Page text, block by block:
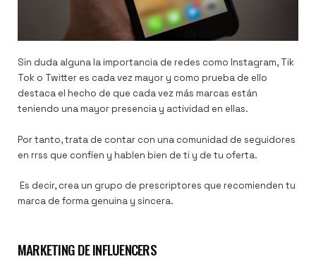
Sin duda alguna la importancia de redes como Instagram, Tik
Tok o Twitter es cada vez mayor y como prueba de ello
destaca el hecho de que cada vez más marcas están
teniendo una mayor presencia y actividad en ellas.
Por tanto, trata de contar con una comunidad de seguidores
en rrss que confíen y hablen bien de ti y de tu oferta.
Es decir, crea un grupo de prescriptores que recomienden tu
marca de forma genuina y sincera.
MARKETING DE INFLUENCERS